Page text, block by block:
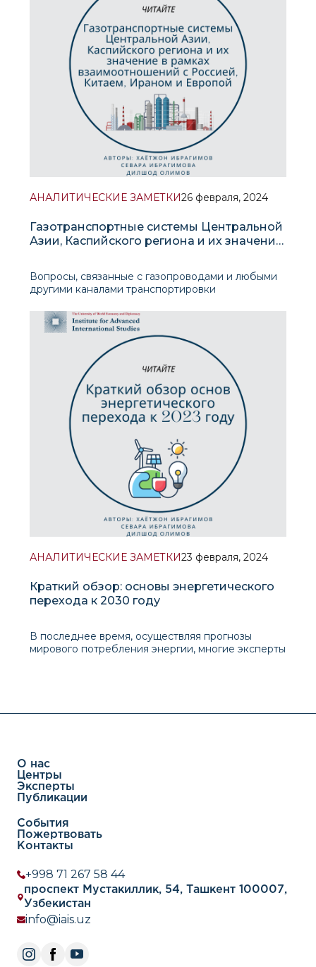
АНАЛИТИЧЕСКИЕ ЗАМЕТКИ26 февраля, 2024
Газотранспортные системы Центральной
Азии, Каспийского региона и их значение
Вопросы, связанные с газопроводами и любыми
другими каналами транспортировки
масштабно, в контексте геополитики, экономики
и геологических особенностей. Газопроводная
система ЦА и прикаспийского региона носит
стратегических характер не только для стран
АНАЛИТИЧЕСКИЕ ЗАМЕТКИ23 февраля, 2024
Краткий обзор: основы энергетического
перехода к 2030 году
В последнее время, осуществляя прогнозы
мирового потребления энергии, многие эксперты
декарбонизацией мировой экономики и разв
О нас
Центры
Эксперты
Публикации
События
Пожертвовать
Контакты
+998 71 267 58 44
проспект Мустакиллик, 54, Ташкент 100007,
Узбекистан
info@iais.uz